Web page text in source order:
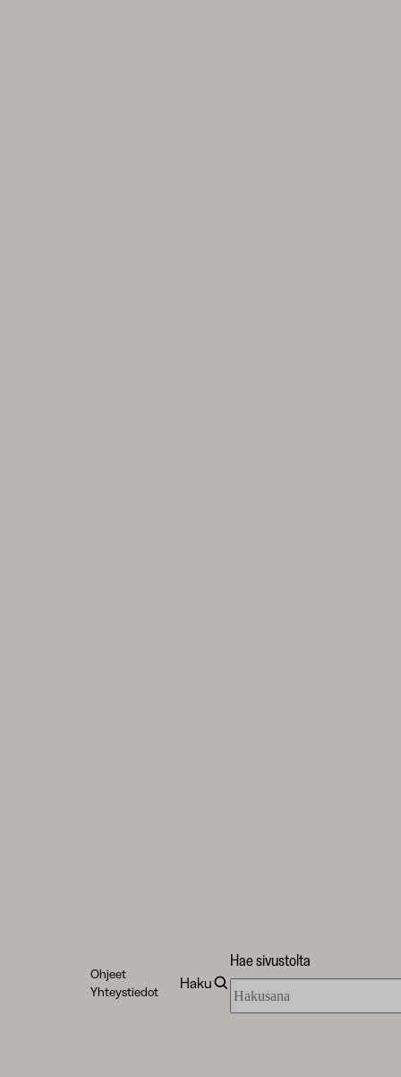
Ohjeet
Yhteystiedot
Haku
Hae sivustolta
sivustolta